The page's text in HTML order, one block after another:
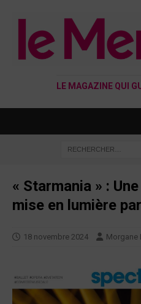
LE MAGAZINE QUI
« Starmania » :
mise en lumière
18 novembre 2024 Morgane